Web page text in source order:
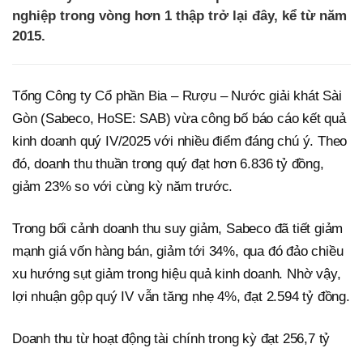
nghiệp trong vòng hơn 1 thập trở lại đây, kể từ năm
2015.
Tổng Công ty Cổ phần Bia – Rượu – Nước giải khát Sài
Gòn (Sabeco, HoSE: SAB) vừa công bố báo cáo kết quả
kinh doanh quý IV/2025 với nhiều điểm đáng chú ý. Theo
đó, doanh thu thuần trong quý đạt hơn 6.836 tỷ đồng,
giảm 23% so với cùng kỳ năm trước.
Trong bối cảnh doanh thu suy giảm, Sabeco đã tiết giảm
mạnh giá vốn hàng bán, giảm tới 34%, qua đó đảo chiều
xu hướng sụt giảm trong hiệu quả kinh doanh. Nhờ vậy,
lợi nhuận gộp quý IV vẫn tăng nhẹ 4%, đạt 2.594 tỷ đồng.
Doanh thu từ hoạt động tài chính trong kỳ đạt 256,7 tỷ